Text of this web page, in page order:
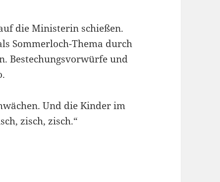
die Ministerin schießen.
Sommerloch-Thema durch
Bestechungsvorwürfe und
Und die Kinder im
zisch, zisch.“